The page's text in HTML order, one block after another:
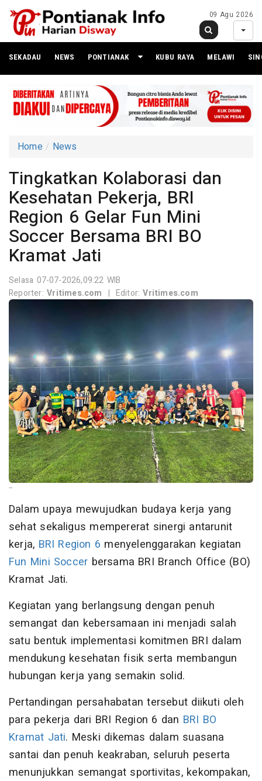
09 Agu 2026
SEKADAU NEWS PONTIANAK KUBU RAYA MELAWI
Home News
Tingkatkan Kolaborasi dan
Kesehatan Pekerja, BRI
Region 6 Gelar Fun Mini
Soccer Bersama BRI BO
Kramat Jati
Selasa 07-07-2026,09:22 WIB
Reporter:Vritimes.com | Editor:Vritimes.com
--
Dalam upaya mewujudkan budaya kerja yang
sehat sekaligus mempererat sinergi antarunit
kerja, BRI Region 6 menyelenggarakan kegiatan
Fun Mini Soccer bersama BRI Branch Office (BO)
Kramat Jati.
Kegiatan yang berlangsung dengan penuh
semangat dan kebersamaan ini menjadi salah
satu bentuk implementasi komitmen BRI dalam
mendukung kesehatan fisik serta membangun
hubungan kerja yang semakin solid.
Pertandingan persahabatan tersebut diikuti oleh
para pekerja dari BRI Region 6 dan BRI BO
Kramat Jati. Meski dikemas dalam suasana
santai dan penuh keakraban, seluruh peserta
menunjukkan semangat sportivitas, kekompakan,